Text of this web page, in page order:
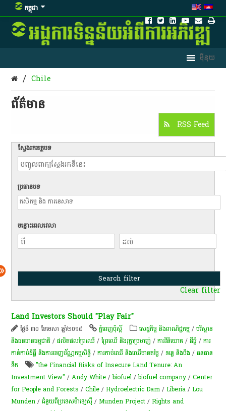
កម្ពុជា
/ Chile
ព័ត៌មាន​
RSS Feed
ស្វែងរកអត្ថបទ
ប្រធានបទ
ចន្លោះពេលវេលា
Clear filter
Land Investors Should "Play Fair"
ថ្ងៃទី ៣០ ខែមេសា ឆ្នាំ២០១៥ ភ្នំពេញប៉ុស្តិ៍ សេដ្ឋកិច្ច និងពាណិជ្ជកម្ម /បរិស្ថាន
និងធនធានធម្មជាតិ /​ផលិតផល​ព្រៃឈើ​ /ព្រៃឈើ និងរុក្ខាប្រមាញ់ /ការវិនិយោគ /ដីធ្លី /ការ
កាន់កាប់​ដីធ្លី និង​ការចេញ​ប័ណ្ណកម្មសិទ្ធិ​ /ការកាប់​ឈើ និង​ឈើ​មានតម្លៃ​ /ទន្លេ និងបឹង /​ធនធាន​
ទឹក​
"the Financial Risks of Insecure Land Tenure: An
Investment View" /Andy White /biofuel /biofuel company /Center
for People and Forests /Chile /Hydroelectric Dam /Liberia /Lou
Munden /ជំនួយពីប្រទេសម៉ាឡេស៊ី​​/Munden Project /Rights and